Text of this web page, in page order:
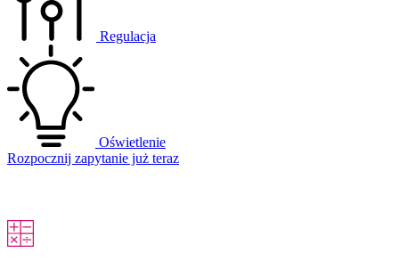
Regulacja
Oświetlenie
Rozpocznij zapytanie już teraz